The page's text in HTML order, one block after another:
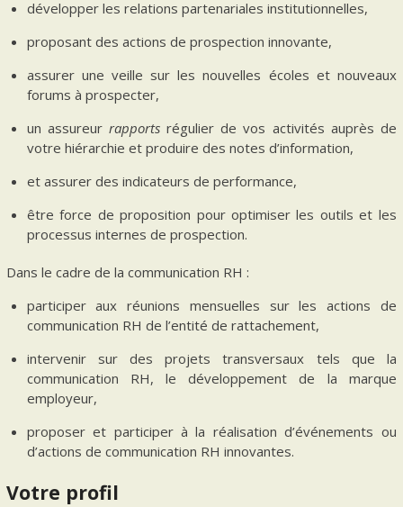
développer les relations partenariales institutionnelles,
proposant des actions de prospection innovante,
assurer une veille sur les nouvelles écoles et nouveaux
forums à prospecter,
un assureur rapportsrégulier de vos activités auprès de
votre hiérarchie et produire des notes d’information,
et assurer des indicateurs de performance,
être force de proposition pour optimiser les outils et les
processus internes de prospection.
Dans le cadre de la communication RH :
participer aux réunions mensuelles sur les actions de
communication RH de l’entité de rattachement,
intervenir sur des projets transversaux tels que la
communication RH, le développement de la marque
employeur,
proposer et participer à la réalisation d’événements ou
d’actions de communication RH innovantes.
Votre profil